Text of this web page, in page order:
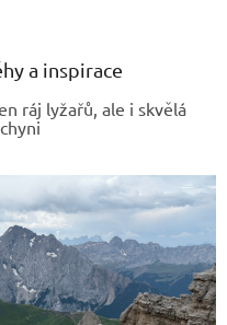
a inspirace
ráj lyžařů, ale i skvělá